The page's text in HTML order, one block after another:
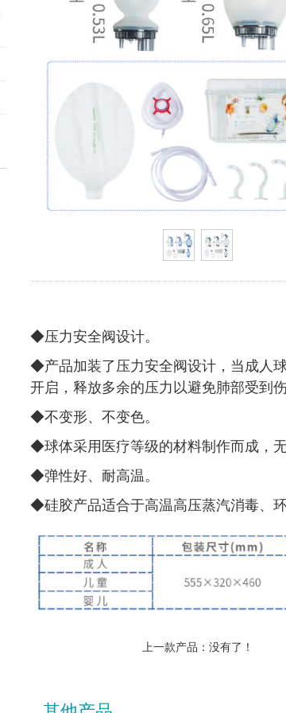
◆压力安全阀设计。
◆产品加装了压力安全阀设计，当成人
开启，释放多余的压力以避免肺部受到伤
◆不变形、不变色。
◆球体采用医疗等级的材料制作而成，
◆弹性好、耐高温。
◆硅胶产品适合于高温高压蒸汽消毒、
上一款产品：没有了！